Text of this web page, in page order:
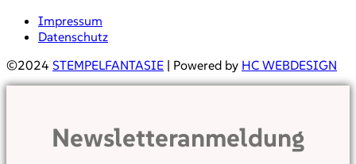
Impressum
Datenschutz
©2024 STEMPELFANTASIE | Powered by HC WEBDESIGN
Newsletteranmeldung